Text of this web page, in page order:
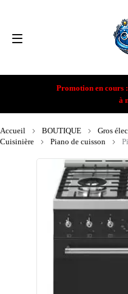
Promotion en cours
à
Accueil BOUTIQUE Gros
Cuisinière
Piano de cuisson